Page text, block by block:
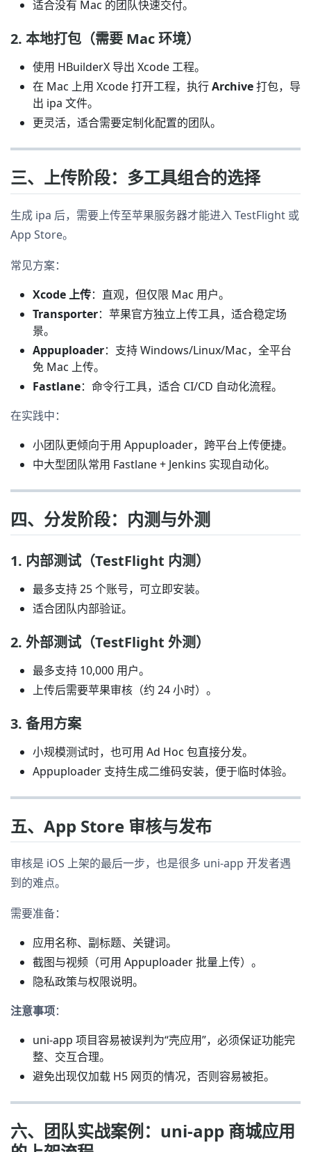
适合没有 Mac 的团队快速交付。
2. 本地打包（需要 Mac 环境）
使用 HBuilderX 导出 Xcode 工程。
在 Mac 上用 Xcode 打开工程，执行Archive打包，导
出 ipa 文件。
更灵活，适合需要定制化配置的团队。
三、上传阶段：多工具组合的选择
生成 ipa 后，需要上传至苹果服务器才能进入 TestFlight 或
App Store。
常见方案：
Xcode 上传：直观，但仅限 Mac 用户。
Transporter：苹果官方独立上传工具，适合稳定场
景。
Appuploader：支持 Windows/Linux/Mac，全平台
免 Mac 上传。
Fastlane：命令行工具，适合 CI/CD 自动化流程。
在实践中：
小团队更倾向于用 Appuploader，跨平台上传便捷。
中大型团队常用 Fastlane + Jenkins 实现自动化。
四、分发阶段：内测与外测
1. 内部测试（TestFlight 内测）
最多支持 25 个账号，可立即安装。
适合团队内部验证。
2. 外部测试（TestFlight 外测）
最多支持 10,000 用户。
上传后需要苹果审核（约 24 小时）。
3. 备用方案
小规模测试时，也可用 Ad Hoc 包直接分发。
Appuploader 支持生成二维码安装，便于临时体验。
五、App Store 审核与发布
审核是 iOS 上架的最后一步，也是很多 uni-app 开发者遇
到的难点。
需要准备：
应用名称、副标题、关键词。
截图与视频（可用 Appuploader 批量上传）。
隐私政策与权限说明。
注意事项：
uni-app 项目容易被误判为“壳应用”，必须保证功能完
整、交互合理。
避免出现仅加载 H5 网页的情况，否则容易被拒。
六、团队实战案例：uni-app 商城应用